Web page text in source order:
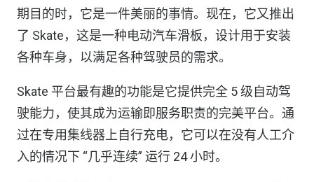
期目的时，它是一件美丽的事情。现在，它又推出
了 Skate，这是一种电动汽车滑板，设计用于安装
各种车身，以满足各种驾驶员的需求。
Skate 平台最有趣的功能是它提供完全 5 级自动驾
驶能力，使其成为运输即服务职责的完美平台。通
过在专用集线器上自行充电，它可以在没有人工介
入的情况下 “几乎连续” 运行 24 小时。